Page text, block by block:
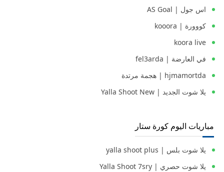
اس جول | AS Goal
كووورة | kooora
koora live
في العارضة | fel3arda
hjmamortda | هجمة مرتدة
يلا شوت الجديد | Yalla Shoot New
مباريات اليوم كورة ستار
يلا شوت بلس | yalla shoot plus
يلا شوت حصري | Yalla Shoot 7sry